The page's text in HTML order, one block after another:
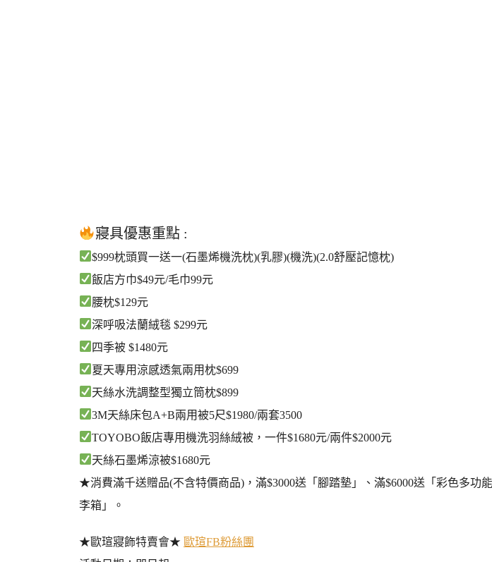
寢具優惠重點:
$999枕頭買一送一(石墨烯機洗枕)(乳膠)(機洗)(2.0舒壓記憶枕)
飯店方巾$49元/毛巾99元
腰枕$129元
深呼吸法蘭絨毯 $299元
四季被 $1480元
夏天專用涼感透氣兩用枕$699
天絲水洗調整型獨立筒枕$899
3M天絲床包A+B兩用被5尺$1980/兩套3500
TOYOBO飯店專用機洗羽絲絨被，一件$1680元/兩件$2000元
天絲石墨烯涼被$1680元
★消費滿千送贈品(不含特價商品)，滿$3000送「腳踏墊」、滿$6000送「彩色多功
李箱」。
★歐瑄寢飾特賣會★ 歐瑄FB粉絲團